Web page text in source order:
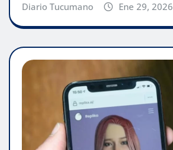
Diario Tucumano Ene 29, 2026